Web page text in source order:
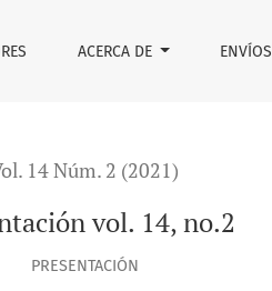
ACERCA DE ENVÍOS
14 Núm. 2 (2021)
vol. 14, no.2
PRESENTACIÓN